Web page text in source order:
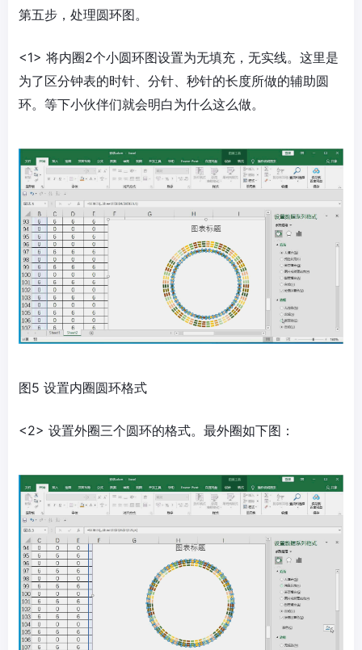
第五步，处理圆环图。
<1> 将内圈2个小圆环图设置为无填充，无实线。这里是
为了区分钟表的时针、分针、秒针的长度所做的辅助圆
环。等下小伙伴们就会明白为什么这么做。
图5 设置内圈圆环格式
<2> 设置外圈三个圆环的格式。最外圈如下图：